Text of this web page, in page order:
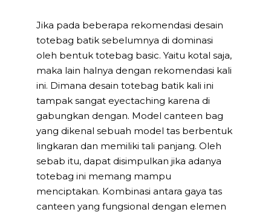
Jika pada beberapa rekomendasi desain
totebag batik sebelumnya di dominasi
oleh bentuk totebag basic. Yaitu kotal saja,
maka lain halnya dengan rekomendasi kali
ini. Dimana desain totebag batik kali ini
tampak sangat eyectaching karena di
gabungkan dengan. Model canteen bag
yang dikenal sebuah model tas berbentuk
lingkaran dan memiliki tali panjang. Oleh
sebab itu, dapat disimpulkan jika adanya
totebag ini memang mampu
menciptakan. Kombinasi antara gaya tas
canteen yang fungsional dengan elemen